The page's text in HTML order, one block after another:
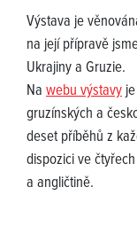
Výstava je
na její přípravě
Ukrajiny a Gruzie.
Na webu výstavy
gruzínských a
deset příběhů z
dispozici ve
a angličtině.